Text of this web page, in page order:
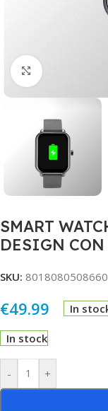
Click to
SMART
DESIGN
SKU: 8018080508660
€49.99 In
In stock
- +
Alternative: